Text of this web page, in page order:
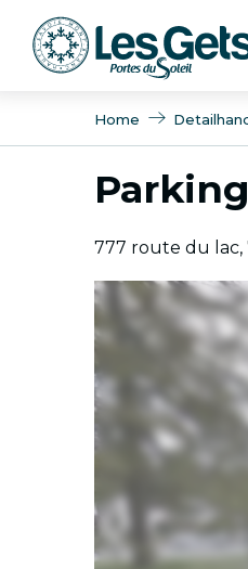
contenu
Home
777 route du lac,